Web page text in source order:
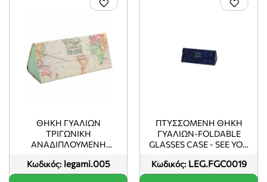
Κωδικός: legami.005
ΘΗΚΗ ΓΥΑΛΙΩΝ
ΤΡΙΓΩΝΙΚΗ
ΑΝΑΔΙΠΛΟΥΜΕΝΗ
Κωδικός: LEG.FGC0019
ΠΤΥΣΣΟΜΕΝΗ ΘΗΚΗ
ΓΥΑΛΙΩΝ-FOLDABLE
GLASSES CASE - SEE YOU